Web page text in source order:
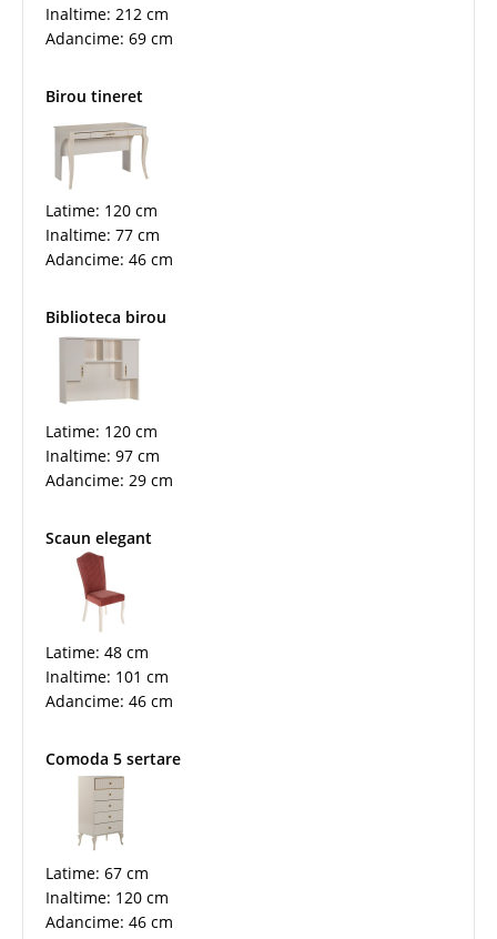
Inaltime: 212 cm
Adancime: 69 cm
Birou tineret
Latime: 120 cm
Inaltime: 77 cm
Adancime: 46 cm
Biblioteca birou
Latime: 120 cm
Inaltime: 97 cm
Adancime: 29 cm
Scaun elegant
Latime: 48 cm
Inaltime: 101 cm
Adancime: 46 cm
Comoda 5 sertare
Latime: 67 cm
Inaltime: 120 cm
Adancime: 46 cm